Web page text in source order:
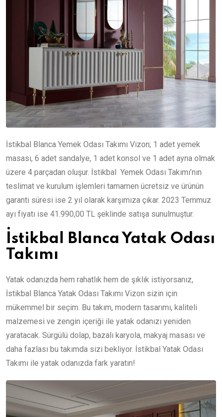
İstikbal Blanca Yemek Odası Takımı Vizon; 1 adet yemek
masası, 6 adet sandalye, 1 adet konsol ve 1 adet ayna olmak
üzere 4 parçadan oluşur. İstikbal Yemek Odası Takımı’nın
teslimat ve kurulum işlemleri tamamen ücretsiz ve ürünün
garanti süresi ise 2 yıl olarak karşımıza çıkar. 2023 Temmuz
ayı fiyatı ise 41.990,00 TL şeklinde satışa sunulmuştur.
İstikbal Blanca Yatak Odası
Takımı
Yatak odanızda hem rahatlık hem de şıklık istiyorsanız,
İstikbal Blanca Yatak Odası Takımı Vizon sizin için
mükemmel bir seçim. Bu takım, modern tasarımı, kaliteli
malzemesi ve zengin içeriği ile yatak odanızı yeniden
yaratacak. Sürgülü dolap, bazalı karyola, makyaj masası ve
daha fazlası bu takımda sizi bekliyor. İstikbal Yatak Odası
Takımı ile yatak odanızda fark yaratın!